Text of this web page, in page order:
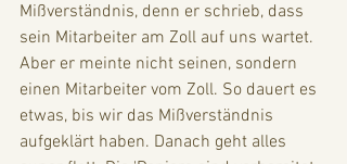
Mißverständnis, denn er schrieb, dass
sein Mitarbeiter am Zoll auf uns wartet.
Aber er meinte nicht seinen, sondern
einen Mitarbeiter vom Zoll. So dauert es
etwas, bis wir das Mißverständnis
aufgeklärt haben. Danach geht alles